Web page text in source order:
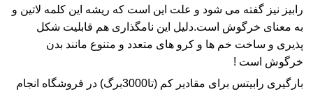
رابیز نیز گفته می شود و علت این است که ریشه این کلمه لاتین و
به معنای خرگوش است.دلیل این نامگذاری هم قابلیت شکل
پذیری و ساخت خم ها و کرو های متعدد و متنوع مانند بدن
خرگوش است !
بارگیری رابیتس
برای مقادیر کم (تا3000برگ) در فروشگاه انجام